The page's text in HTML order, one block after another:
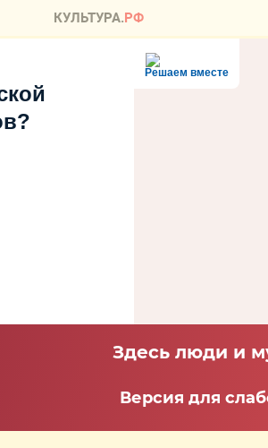
Решаем вместе
Здесь люди и
Версия для